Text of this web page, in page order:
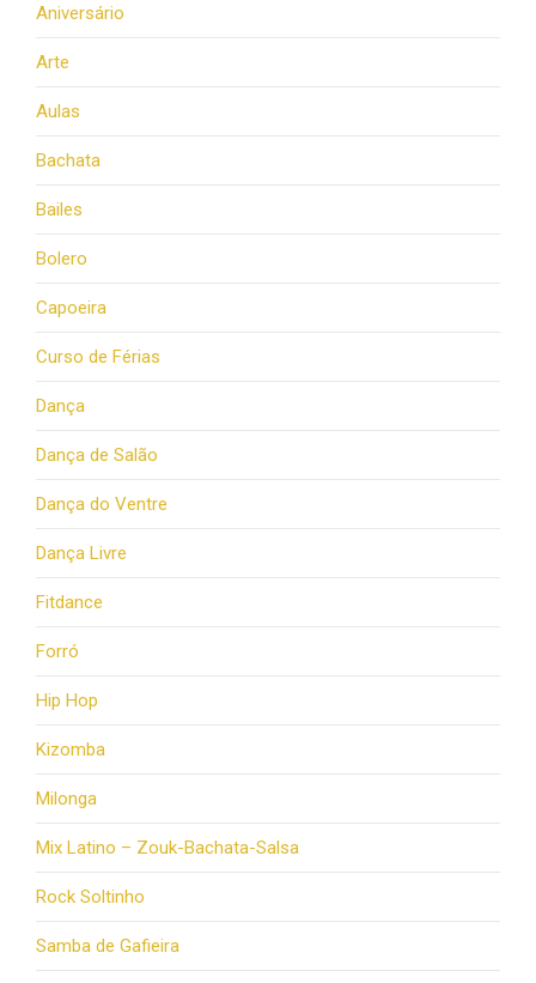
Aniversário
Arte
Aulas
Bachata
Bailes
Bolero
Capoeira
Curso de Férias
Dança
Dança de Salão
Dança do Ventre
Dança Livre
Fitdance
Forró
Hip Hop
Kizomba
Milonga
Mix Latino – Zouk-Bachata-Salsa
Rock Soltinho
Samba de Gafieira